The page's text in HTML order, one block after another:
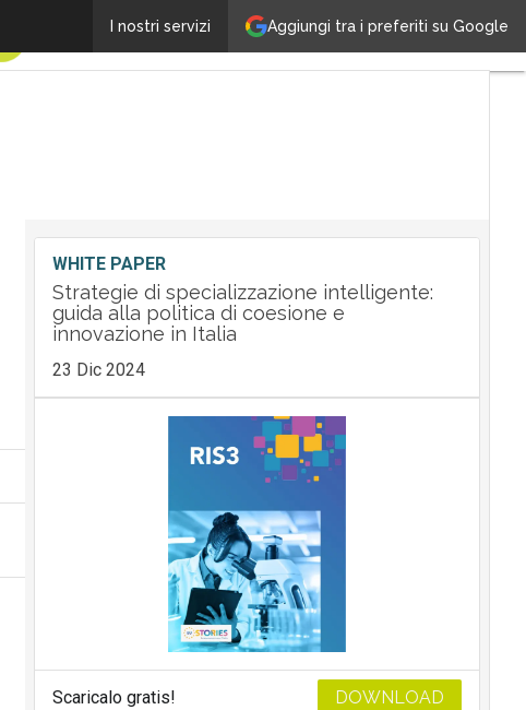
Aggiungi tra i preferiti su Google
I nostri servizi
Business Changers pone Data Science e
WHITE PAPER
Strategie di specializzazione intelligente:
guida alla politica di coesione e
innovazione in Italia
23 Dic 2024
Scaricalo gratis! DOWNLOAD